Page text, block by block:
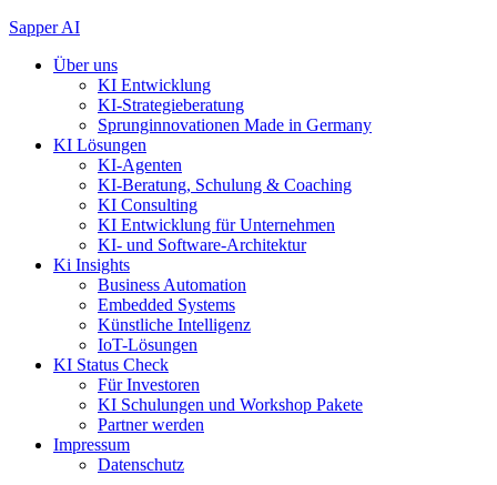
Zum
springen
Sapper AI
Über uns
KI Entwicklung
KI-Strategieberatung
Sprunginnovationen Made in Germany
KI Lösungen
KI-Agenten
KI-Beratung, Schulung & Coaching
KI Consulting
KI Entwicklung für Unternehmen
KI- und Software-Architektur
Ki Insights
Business Automation
Embedded Systems
Künstliche Intelligenz
IoT-Lösungen
KI Status Check
Für Investoren
KI Schulungen und Workshop Pakete
Partner werden
Impressum
Datenschutz